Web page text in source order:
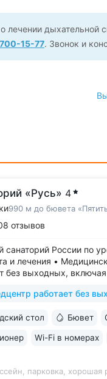
дыхательной
15-77. Звонок и
«Русь» 4
990 м до бювета
отзывов
санаторий России по
и лечения •
без выходных,
джакузи,
детская зона.
работает без
стол Бювет
Wi-Fi в номерах
парковка, хорошая